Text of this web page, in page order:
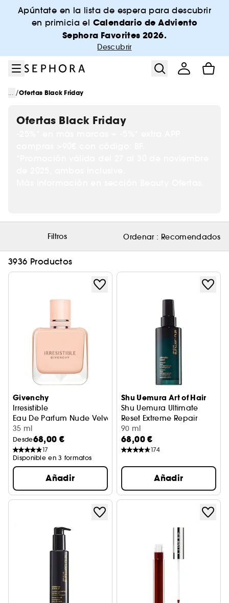
Ir al menú
Ir al contenido principal
Ir al pie de página
Apúntate en la lista de espera para descubrir
en primicia el Calendario de Adviento
Sephora Favorites 2026.
Descubrir
... /Ofertas Black Friday
Ofertas Black Friday
Filtros Ordenar : Recomendados
3936 Productos
Givenchy
Irresistible
Eau De Parfum Nude Velvet
35 ml
Desde68,00 €
17
Disponible en 3 formatos
Añadir
Shu Uemura Art of Hair
Shu Uemura Ultimate
Reset Extreme Repair
Sérum de noche
90 ml
68,00 €
174
Añadir